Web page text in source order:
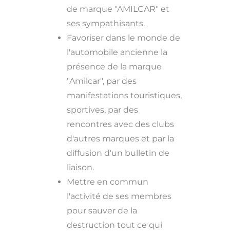
de marque "AMILCAR" et
ses sympathisants.
Favoriser dans le monde de
l'automobile ancienne la
présence de la marque
"Amilcar", par des
manifestations touristiques,
sportives, par des
rencontres avec des clubs
d'autres marques et par la
diffusion d'un bulletin de
liaison.
Mettre en commun
l'activité de ses membres
pour sauver de la
destruction tout ce qui